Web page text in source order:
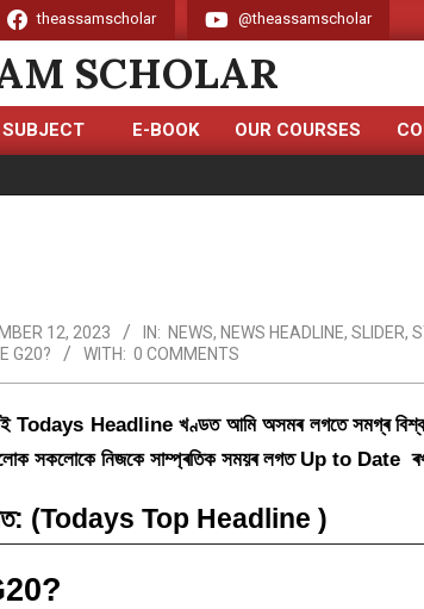
theassamscholar @theassamscholar
SUBJECT E-BOOK OUR COURSES
12, 2023 IN: NEWS, NEWS HEADLINE, SLIDER,
G20? WITH: 0 COMMENTS
Todays Headlineখণ্ডত আমি অসমৰ লগতে সমগ্ৰ
সকলোকে নিজকে সাম্প্ৰতিক সময়ৰ লগত Up to Date
(Todays Top Headline )